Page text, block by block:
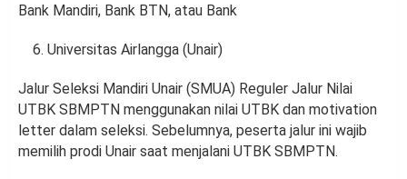
Bank Mandiri, Bank BTN, atau Bank
Universitas Airlangga (Unair)
Jalur Seleksi Mandiri Unair (SMUA) Reguler Jalur Nilai
UTBK SBMPTN menggunakan nilai UTBK dan motivation
letter dalam seleksi. Sebelumnya, peserta jalur ini wajib
memilih prodi Unair saat menjalani UTBK SBMPTN.